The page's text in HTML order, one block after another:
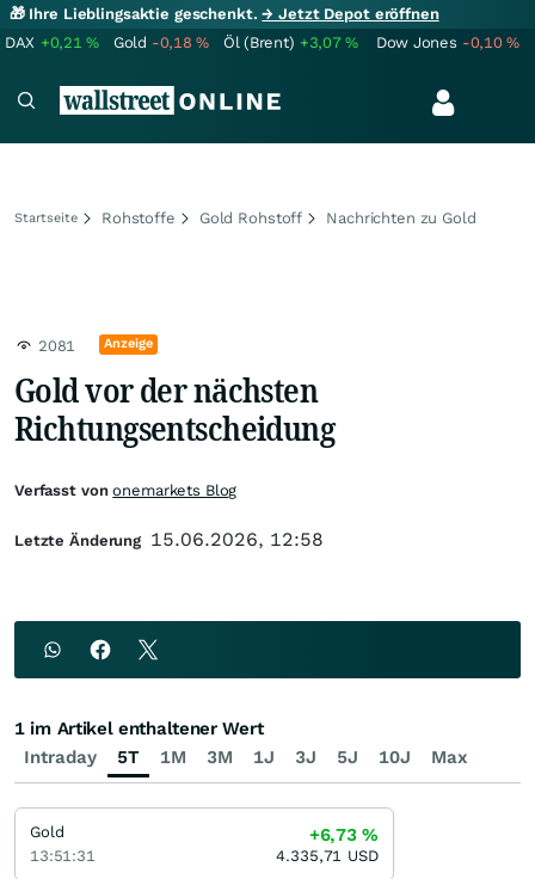
🎁 Ihre Lieblingsaktie geschenkt.→ Jetzt Depot eröffnen
DAX +0,21% Gold -0,18% Öl (Brent) +3,07% Dow Jones -0,10%
Startseite Rohstoffe Gold Rohstoff Nachrichten zu Gold
2081 Anzeige
Gold vor der nächsten
Richtungsentscheidung
Verfasst vononemarkets Blog
Letzte Änderung 15.06.2026, 12:58
Intraday 5T 1M 3M 1J 3J 5J 10J Max
1 im Artikel enthaltener Wert
Gold
13:51:31
+6,73%
4.335,71 USD